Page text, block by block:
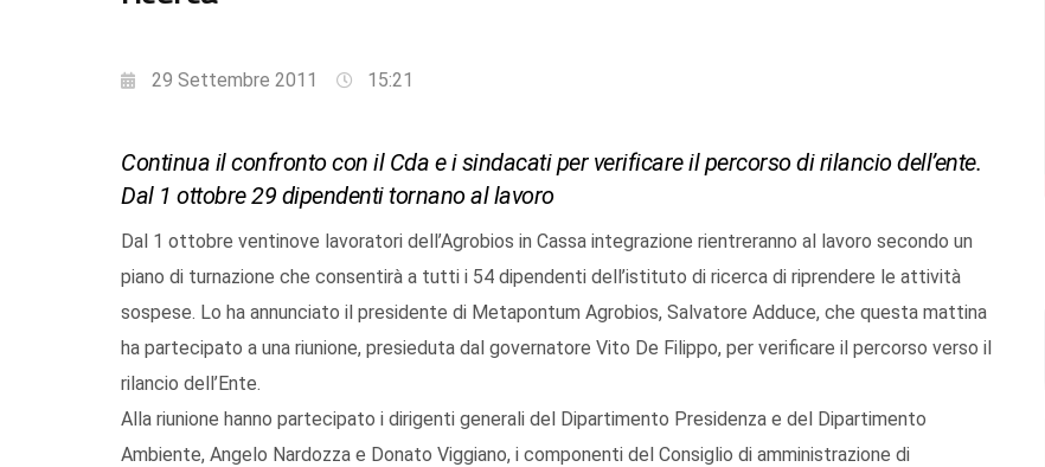
29 Settembre 2011 15:21
Continua il confronto con il Cda e i sindacati per verificare il percorso di rilancio dell’ente.
Dal 1 ottobre 29 dipendenti tornano al lavoro
Dal 1 ottobre ventinove lavoratori dell’Agrobios in Cassa integrazione rientreranno al lavoro secondo un
piano di turnazione che consentirà a tutti i 54 dipendenti dell’istituto di ricerca di riprendere le attività
sospese. Lo ha annunciato il presidente di Metapontum Agrobios, Salvatore Adduce, che questa mattina
ha partecipato a una riunione, presieduta dal governatore Vito De Filippo, per verificare il percorso verso il
rilancio dell’Ente.
Alla riunione hanno partecipato i dirigenti generali del Dipartimento Presidenza e del Dipartimento
Ambiente, Angelo Nardozza e Donato Viggiano, i componenti del Consiglio di amministrazione di